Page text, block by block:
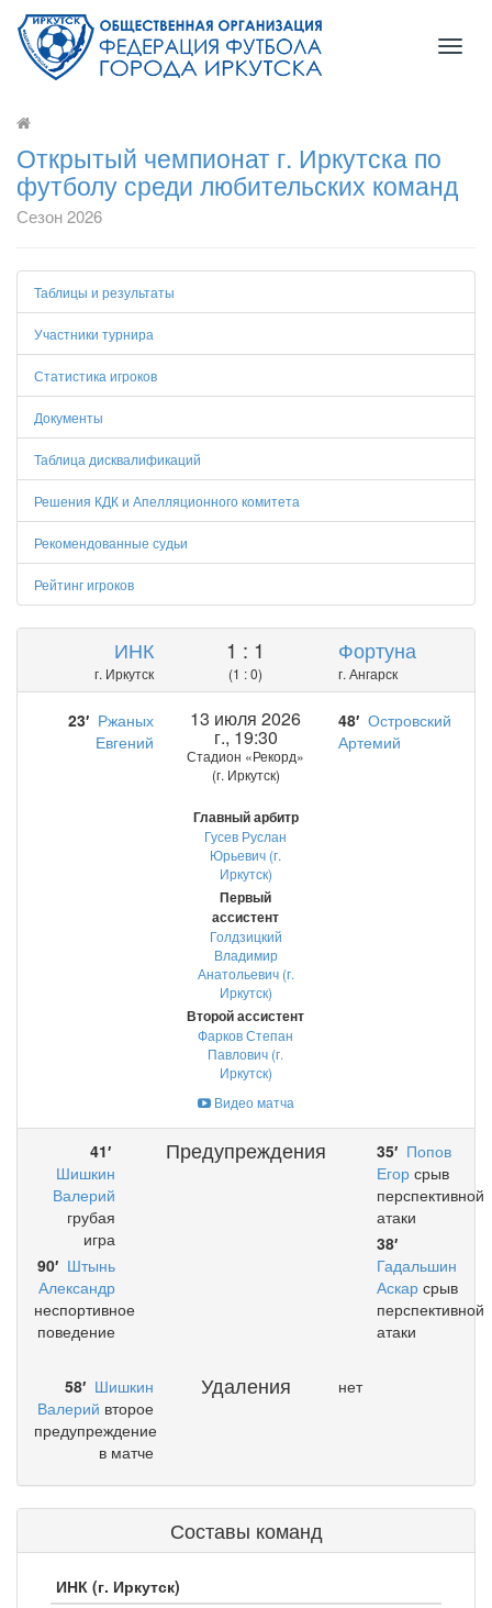
Открытый чемпионат г. Иркутска по
футболу среди любительских команд
Сезон 2026
Таблицы и результаты
Участники турнира
Статистика игроков
Документы
Таблица дисквалификаций
Решения КДК и Апелляционного комитета
Рекомендованные судьи
Рейтинг игроков
ИНК
г. Иркутск
1 : 1
(1 : 0)
Фортуна
г. Ангарск
23′ Ржаных
Евгений
13 июля 2026
г., 19:30
Стадион «Рекорд»
(г. Иркутск)
Главный арбитр
Гусев Руслан
Юрьевич (г.
Иркутск)
Первый
ассистент
Голдзицкий
Владимир
Анатольевич (г.
Иркутск)
Второй ассистент
Фарков Степан
Павлович (г.
Иркутск)
Видео матча
48′ Островский
Артемий
41′
Шишкин
Валерий
грубая
игра
90′ Штынь
Александр
неспортивное
поведение
Предупреждения 35′ Попов
Егор срыв
перспективной
атаки
38′
Гадальшин
Аскар срыв
перспективной
атаки
58′ Шишкин
Валерий второе
предупреждение
в матче
Удаления нет
Составы команд
ИНК (г. Иркутск)